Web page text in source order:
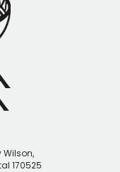
Wilson,
170525